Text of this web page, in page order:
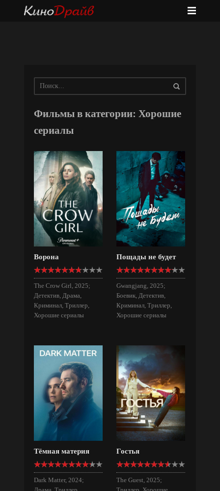
Фильмы в категории: Хорошие
сериалы
Ворона
The Crow Girl, 2025;
Детектив, Драма,
Криминал, Триллер,
Хорошие сериалы
Пощады не будет
Gwangjang, 2025;
Боевик, Детектив,
Криминал, Триллер,
Хорошие сериалы
Тёмная материя
Dark Matter, 2024;
Драма, Триллер,
Гостья
The Guest, 2025;
Триллер, Хорошие